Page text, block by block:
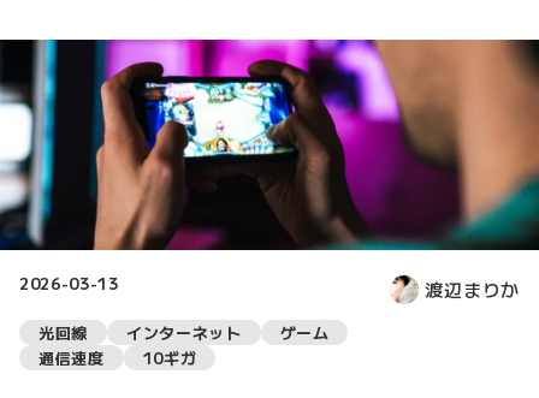
2026-03-13 渡辺まりか
光回線 インターネット
ゲーム
通信速度
10ギガ